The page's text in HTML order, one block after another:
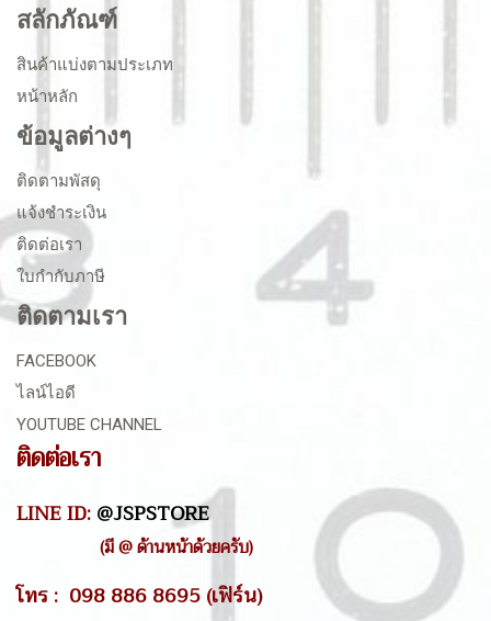
สลักภัณฑ์
สินค้าแบ่งตามประเภท
หน้าหลัก
ข้อมูลต่างๆ
ติดตามพัสดุ
แจ้งชำระเงิน
ติดต่อเรา
ใบกำกับภาษี
ติดตามเรา
FACEBOOK
ไลน์ไอดี
YOUTUBE CHANNEL
ติดต่อเรา
LINE ID:@JSPSTORE
(มี @ ด้านหน้าด้วยครับ)
โทร : 098 886 8695 (เฟิร์น)